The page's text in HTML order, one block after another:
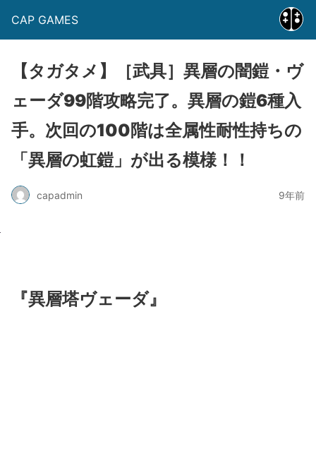
CAP GAMES
【タガタメ】［武具］異層の闇鎧・ヴ
ェーダ99階攻略完了。異層の鎧6種入
手。次回の100階は全属性耐性持ちの
「異層の虹鎧」が出る模様！！
capadmin 9年前
『異層塔ヴェーダ』